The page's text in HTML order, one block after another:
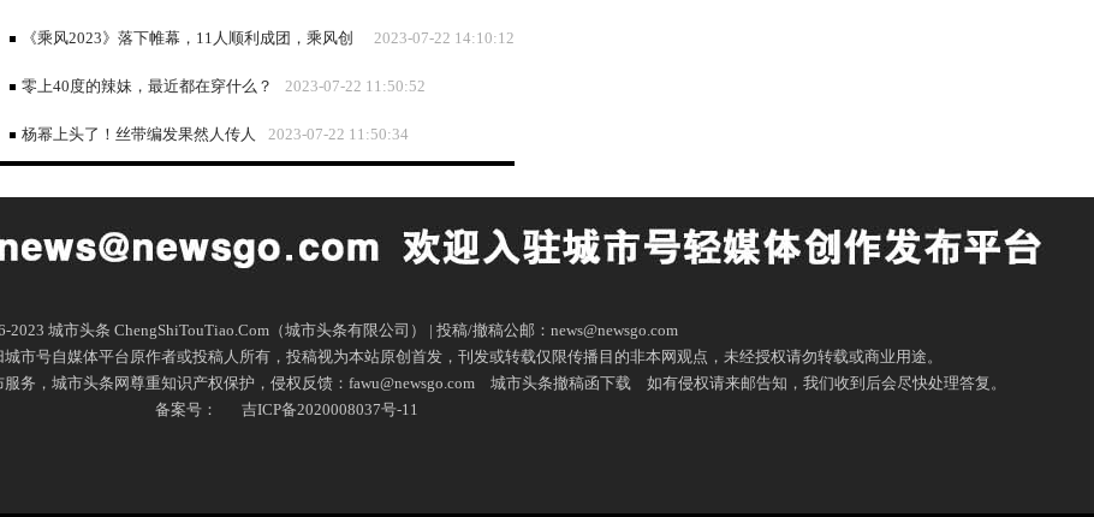
2023-07-22 14:10:12
《乘风2023》落下帷幕，11人顺利成团，乘风创
始人谢娜成最大赢家 2023-07-22 11:50:52
零上40度的辣妹，最近都在穿什么？
2023-07-22 11:50:34
杨幂上头了！丝带编发果然人传人
2023 城市头条 ChengShiTouTiao.Com（城市头条有限公司） | 投稿/撤稿公邮：news@newsgo.com
市号自媒体平台原作者或投稿人所有，投稿视为本站原创首发，刊发或转载仅限传播目的非本网观点，未经授权请勿转载或商业用途。
务，城市头条网尊重知识产权保护，侵权反馈：fawu@newsgo.com
城市头条撤稿函下载
如有侵权请来邮告知，我们收到后会尽快处理答复。
备案号：
吉ICP备2020008037号-11